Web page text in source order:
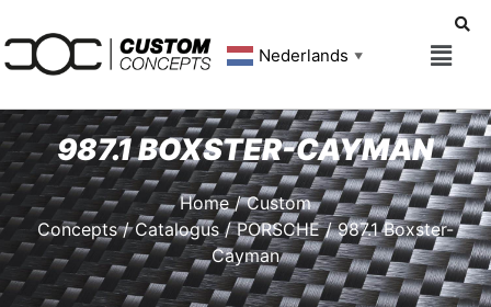
Nederlands ▼
987.1 BOXSTER-CAYMAN
Home/Custom
Concepts/Catalogus/PORSCHE/ 987.1 Boxster-
Cayman